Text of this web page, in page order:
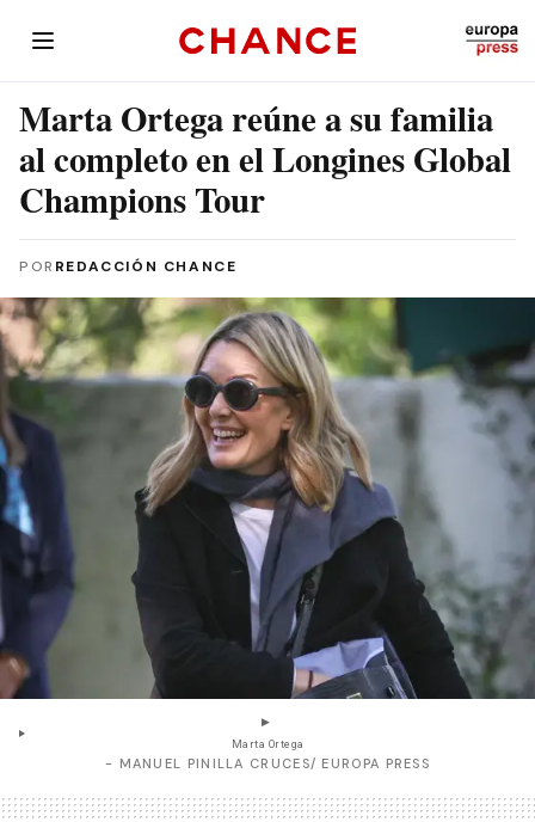
Marta Ortega reúne a su familia
al completo en el Longines Global
Champions Tour
POR REDACCIÓN CHANCE
Marta Ortega
- MANUEL PINILLA CRUCES/ EUROPA PRESS